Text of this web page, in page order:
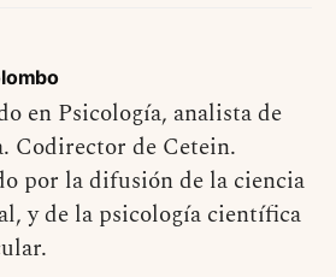
en Psicología, analista de
Codirector de Cetein.
por la difusión de la ciencia
y de la psicología científica